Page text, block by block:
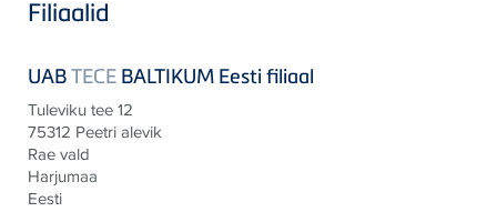
Filiaalid
UABTECE BALTIKUM Eesti filiaal
Tuleviku tee 12
75312 Peetri alevik
Rae vald
Harjumaa
Eesti